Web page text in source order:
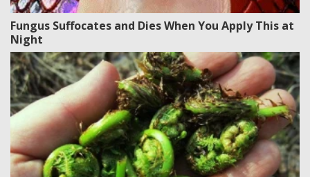
Fungus Suffocates and Dies When You Apply This at
Night